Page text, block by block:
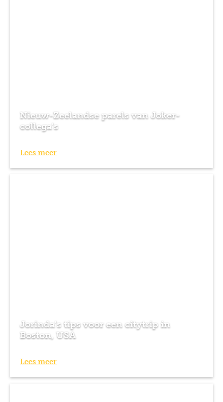
Nieuw-Zeelandse parels van Joker-
collega's
Lees meer
Jorinda's tips voor een citytrip in
Boston, USA
Lees meer